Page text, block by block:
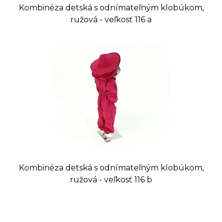
Kombinéza detská s odnímateľným klobúkom,
ružová - veľkosť 116 a
Kombinéza detská s odnímateľným klobúkom,
ružová - veľkosť 116 b